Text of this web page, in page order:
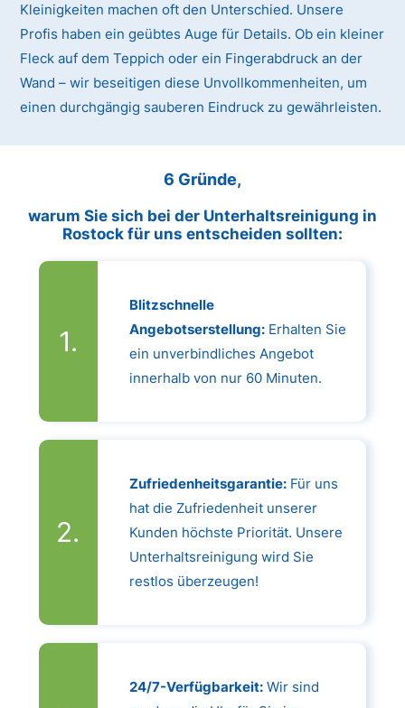
Kleinigkeiten machen oft den Unterschied. Unsere
Profis haben ein geübtes Auge für Details. Ob ein kleiner
Fleck auf dem Teppich oder ein Fingerabdruck an der
Wand – wir beseitigen diese Unvollkommenheiten, um
einen durchgängig sauberen Eindruck zu gewährleisten.
6 Gründe,
warum Sie sich bei der Unterhaltsreinigung in
Rostock für uns entscheiden sollten:
Blitzschnelle
Angebotserstellung:Erhalten Sie
ein unverbindliches Angebot
innerhalb von nur 60 Minuten.
Zufriedenheitsgarantie:Für uns
hat die Zufriedenheit unserer
Kunden höchste Priorität. Unsere
Unterhaltsreinigung wird Sie
restlos überzeugen!
24/7-Verfügbarkeit:Wir sind